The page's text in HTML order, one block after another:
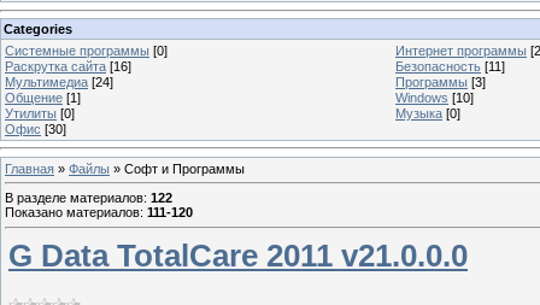
Categories
Системные программы [0] Интернет программы
Раскрутка сайта [16] Безопасность [11]
Мультимедиа [24] Программы [3]
Общение [1] Windows [10]
Утилиты [0] Музыка [0]
Офис [30]
Главная » Файлы » Софт и Программы
В разделе материалов: 122
Показано материалов: 111-120
G Data TotalCare 2011 v21.0.0.0